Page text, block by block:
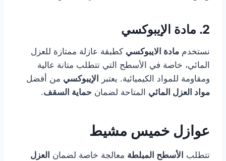
2. مادة الإيبوكسي
نستخدم مادة الايبوكسي كطبقة عازلة ممتازة للعزل
المائي، خاصة في الأسطح التي تتطلب متانة عالية
ومقاومة للمواد الكيميائية. يعتبر
الإيبوكسي من أفضل
مواد العزل المائي المتاحة لضمان حماية السقف.
عوازل خميس مشيط
تتطلب الأسطح المبلطة معالجة خاصة لضمان العزل